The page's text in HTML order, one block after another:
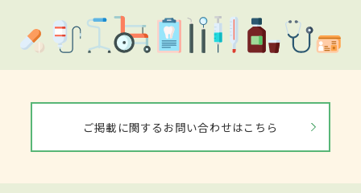
ご掲載に関するお問い合わせはこちら